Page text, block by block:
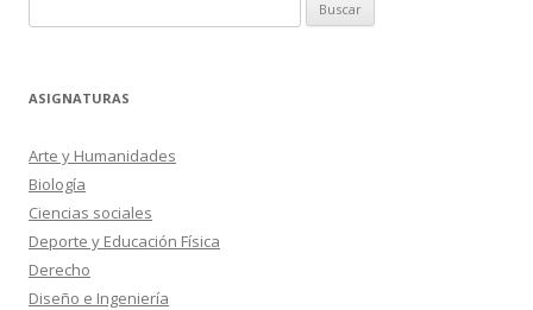
ASIGNATURAS
Arte y Humanidades
Biología
Ciencias sociales
Deporte y Educación Física
Derecho
Diseño e Ingeniería